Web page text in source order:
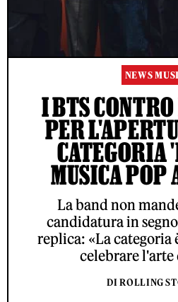
NEWS
I BTS
PER
CATEGORIA
MUSICA POP
La band non
candidatura in
replica: «La categoria
celebrare l'arte
DI ROLLING